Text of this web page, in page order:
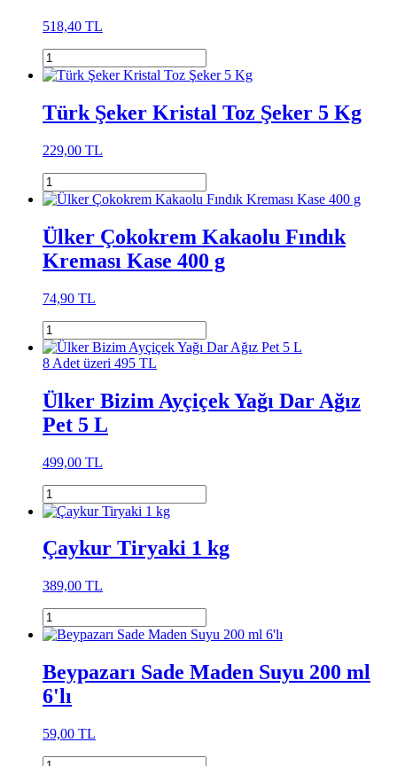
518,40 TL
Türk Şeker Kristal Toz Şeker 5 Kg
229,00 TL
Ülker Çokokrem Kakaolu Fındık
Kreması Kase 400 g
74,90 TL
8 Adet üzeri 495 TL
Ülker Bizim Ayçiçek Yağı Dar Ağız
Pet 5 L
499,00 TL
Çaykur Tiryaki 1 kg
389,00 TL
Beypazarı Sade Maden Suyu 200 ml
6'lı
59,00 TL